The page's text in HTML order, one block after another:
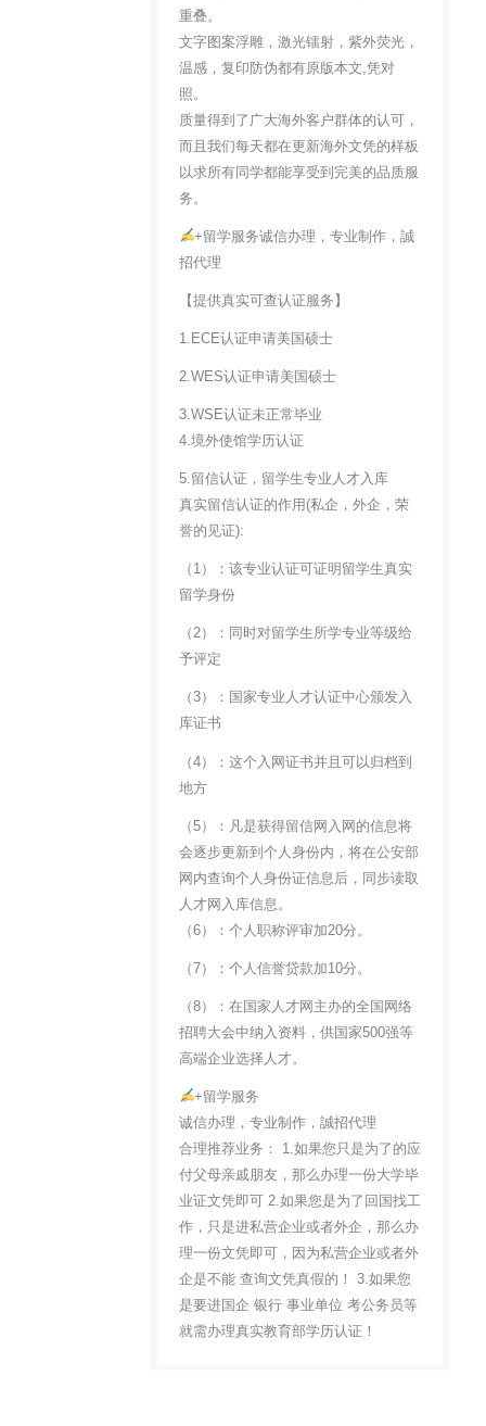
重叠。
文字图案浮雕，激光镭射，紫外荧光，
温感，复印防伪都有原版本文,凭对
照。
质量得到了广大海外客户群体的认可，
而且我们每天都在更新海外文凭的样板
以求所有同学都能享受到完美的品质服
务。
+留学服务诚信办理，专业制作，誠
招代理
【提供真实可查认证服务】
1.ECE认证申请美国硕士
2.WES认证申请美国硕士
3.WSE认证未正常毕业
4.境外使馆学历认证
5.留信认证，留学生专业人才入库
真实留信认证的作用(私企，外企，荣
誉的见证):
（1）：该专业认证可证明留学生真实
留学身份
（2）：同时对留学生所学专业等级给
予评定
（3）：国家专业人才认证中心颁发入
库证书
（4）：这个入网证书并且可以归档到
地方
（5）：凡是获得留信网入网的信息将
会逐步更新到个人身份内，将在公安部
网内查询个人身份证信息后，同步读取
人才网入库信息。
（6）：个人职称评审加20分。
（7）：个人信誉贷款加10分。
（8）：在国家人才网主办的全国网络
招聘大会中纳入资料，供国家500强等
高端企业选择人才。
+留学服务
诚信办理，专业制作，誠招代理
合理推荐业务： 1.如果您只是为了的应
付父母亲戚朋友，那么办理一份大学毕
业证文凭即可 2.如果您是为了回国找工
作，只是进私营企业或者外企，那么办
理一份文凭即可，因为私营企业或者外
企是不能 查询文凭真假的！ 3.如果您
是要进国企 银行 事业单位 考公务员等
就需办理真实教育部学历认证！